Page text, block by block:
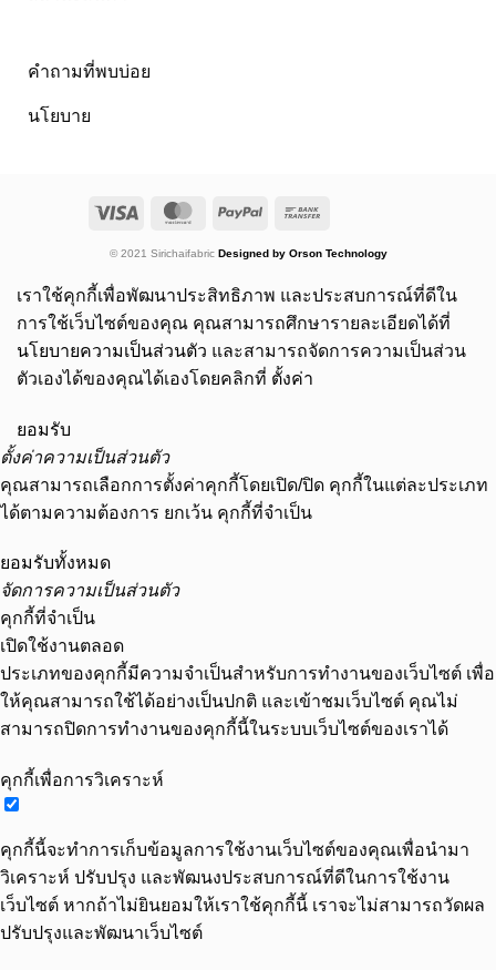
คำถามที่พบบ่อย
นโยบาย
Visa MasterCardPayPal
© 2021 Sirichaifabric Designed by Orson Technology
เราใช้คุกกี้เพื่อพัฒนาประสิทธิภาพ และประสบการณ์ที่ดีใน
การใช้เว็บไซต์ของคุณ คุณสามารถศึกษารายละเอียดได้ที่
นโยบายความเป็นส่วนตัว และสามารถจัดการความเป็นส่วน
ตัวเองได้ของคุณได้เองโดยคลิกที่ ตั้งค่า
ยอมรับ
ตั้งค่าความเป็นส่วนตัว
คุณสามารถเลือกการตั้งค่าคุกกี้โดยเปิด/ปิด คุกกี้ในแต่ละประเภท
ได้ตามความต้องการ ยกเว้น คุกกี้ที่จำเป็น
ยอมรับทั้งหมด
จัดการความเป็นส่วนตัว
คุกกี้ที่จำเป็น
เปิดใช้งานตลอด
ประเภทของคุกกี้มีความจำเป็นสำหรับการทำงานของเว็บไซต์ เพื่อ
ให้คุณสามารถใช้ได้อย่างเป็นปกติ และเข้าชมเว็บไซต์ คุณไม่
สามารถปิดการทำงานของคุกกี้นี้ในระบบเว็บไซต์ของเราได้
คุกกี้เพื่อการวิเคราะห์
คุกกี้นี้จะทำการเก็บข้อมูลการใช้งานเว็บไซต์ของคุณเพื่อนำมา
วิเคราะห์ ปรับปรุง และพัฒนงประสบการณ์ที่ดีในการใช้งาน
เว็บไซต์ หากถ้าไม่ยินยอมให้เราใช้คุกกี้นี้ เราจะไม่สามารถวัดผล
ปรับปรุงและพัฒนาเว็บไซต์